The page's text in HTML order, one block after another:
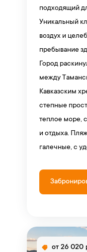
подходящий
Уникальный
воздух и
пребывание
Город
между
Кавказским
степные
теплое море,
и отдыха.
галечные, с
от 26 020